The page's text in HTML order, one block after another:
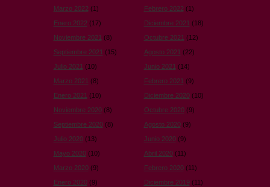
Marzo 2022 (1) Febrero 2022 (1)
Enero 2022 (17) Diciembre 2021 (18)
Noviembre 2021 (8) Octubre 2021 (12)
Septiembre 2021 (15) Agosto 2021 (22)
Julio 2021 (10) Junio 2021 (14)
Marzo 2021 (8) Febrero 2021 (9)
Enero 2021 (10) Diciembre 2020(10)
Noviembre 2020(8) Octubre 2020(9)
Septiembre 2020(8) Agosto 2020(9)
Julio 2020(13) Junio 2020(9)
Mayo 2020(10) Abril 2020(11)
Marzo 2020(9) Febrero 2020(11)
Enero 2020(9) Diciembre 2019(11)